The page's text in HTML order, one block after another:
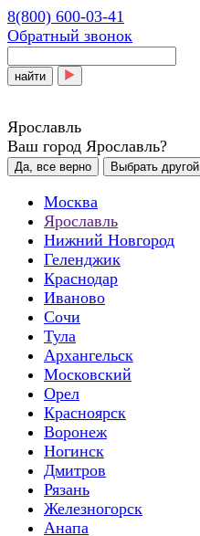
8(800) 600-03-41
Обратный звонок
найти
Ярославль
Ваш город Ярославль?
Да, все верно Выбрать другой
Москва
Ярославль
Нижний Новгород
Геленджик
Краснодар
Иваново
Сочи
Тула
Архангельск
Московский
Орел
Красноярск
Воронеж
Ногинск
Дмитров
Рязань
Железногорск
Анапа